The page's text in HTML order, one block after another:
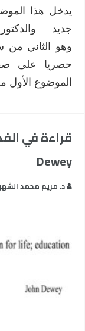
يدخل هذا
جديد
وهو الثاني من
حصريا على
الموضوع
Dewey
د. مريم محمد